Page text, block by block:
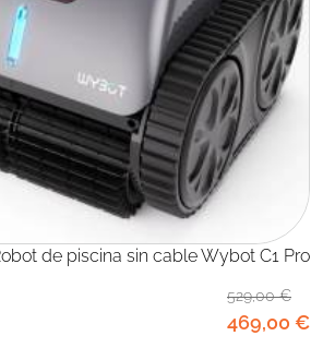
Robot de piscina sin cable Wybot C1 Pro
529,00€
469,00 €